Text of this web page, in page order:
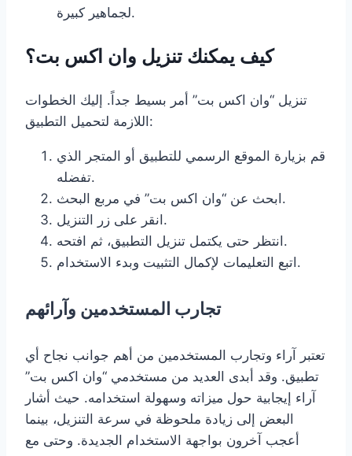
لجماهير كبيرة.
كيف يمكنك تنزيل وان اكس بت؟
تنزيل “وان اكس بت” أمر بسيط جداً. إليك الخطوات
اللازمة لتحميل التطبيق:
قم بزيارة الموقع الرسمي للتطبيق أو المتجر الذي
تفضله.
ابحث عن “وان اكس بت” في مربع البحث.
انقر على زر التنزيل.
انتظر حتى يكتمل تنزيل التطبيق، ثم افتحه.
اتبع التعليمات لإكمال التثبيت وبدء الاستخدام.
تجارب المستخدمين وآرائهم
تعتبر آراء وتجارب المستخدمين من أهم جوانب نجاح أي
تطبيق. وقد أبدى العديد من مستخدمي “وان اكس بت”
آراء إيجابية حول ميزاته وسهولة استخدامه. حيث أشار
البعض إلى زيادة ملحوظة في سرعة التنزيل، بينما
أعجب آخرون بواجهة الاستخدام الجديدة. وحتى مع